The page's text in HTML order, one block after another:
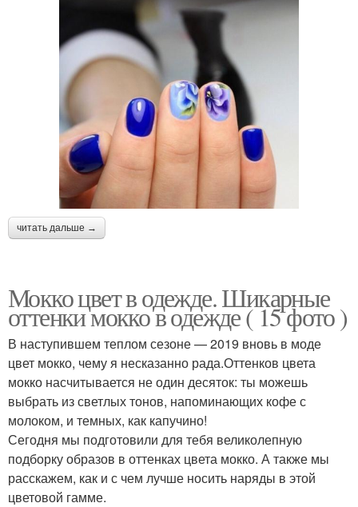
читать дальше →
Мокко цвет в одежде. Шикарные
оттенки мокко в одежде ( 15 фото )
В наступившем теплом сезоне — 2019 вновь в моде
цвет мокко, чему я несказанно рада.Оттенков цвета
мокко насчитывается не один десяток: ты можешь
выбрать из светлых тонов, напоминающих кофе с
молоком, и темных, как капучино!
Сегодня мы подготовили для тебя великолепную
подборку образов в оттенках цвета мокко. А также мы
расскажем, как и с чем лучше носить наряды в этой
цветовой гамме.